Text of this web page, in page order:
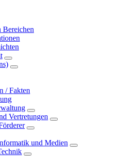
Bereichen
/ Fakten
Vertretungen
und Medien